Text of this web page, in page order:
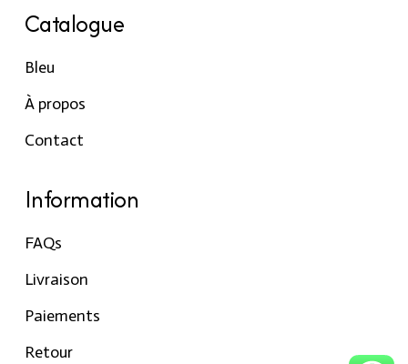
Catalogue
Bleu
À propos
Contact
Information
FAQs
Livraison
Paiements
Retour